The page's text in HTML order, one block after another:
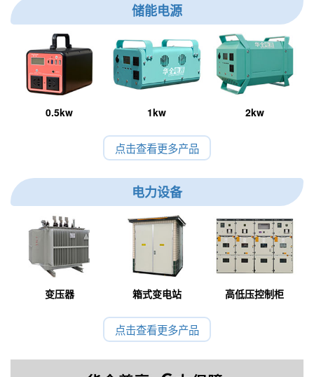
储能电源
0.5kw 1kw 2kw
点击查看更多产品
电力设备
变压器 箱式变电站 高低压控制柜
点击查看更多产品